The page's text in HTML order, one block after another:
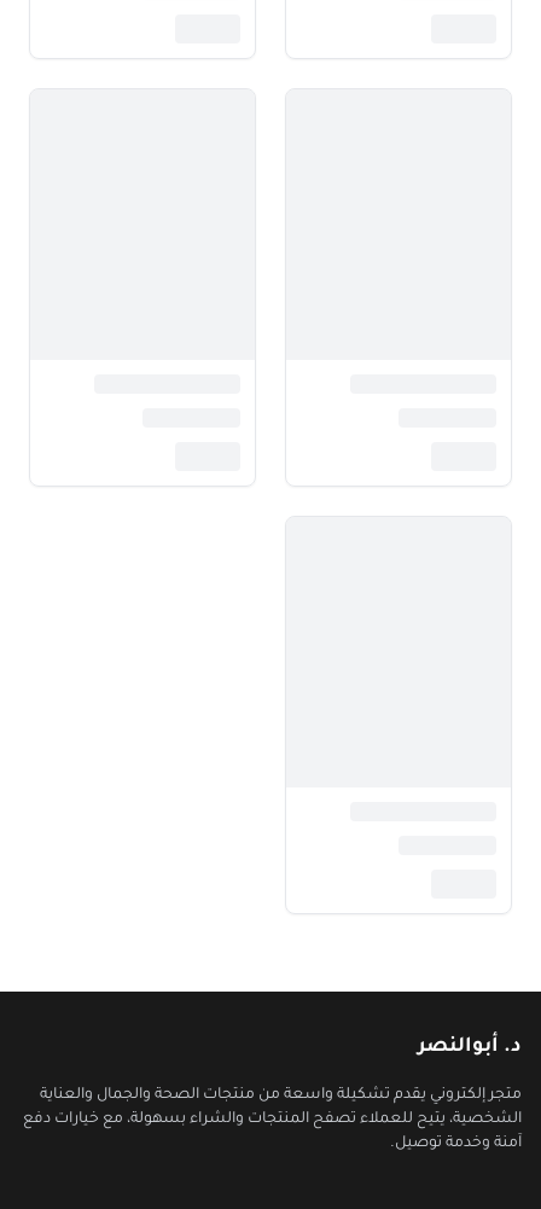
د. أبوالنصر
متجر إلكتروني يقدم تشكيلة واسعة من منتجات الصحة والجمال والعناية
الشخصية، يتيح للعملاء تصفح المنتجات والشراء بسهولة، مع خيارات دفع
آمنة وخدمة توصيل.